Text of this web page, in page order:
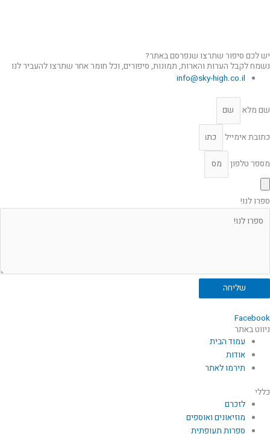
יש לכם סיפור שתרצו שנפרסם באתר?
נשמח לקבל הערות והארות, תמונות, סיפורים, וכל חומר אחר שתרצו להעביר לנו
info@sky-high.co.il
שם מלא
כתובת אימייל
מספר טלפון
ספרו לנו!
שליחה
Facebook
ניווט באתר
עמוד הבית
אודות
תירמו לאתר
כללי
לזכרם
מוזיאונים ואוספים
ספרות תעופתית